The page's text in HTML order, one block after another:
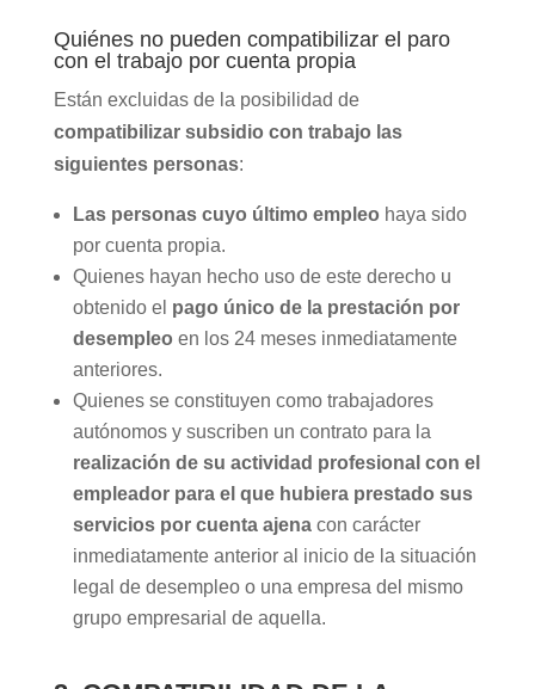
Quiénes no pueden compatibilizar el paro
con el trabajo por cuenta propia
Están excluidas de la posibilidad de
compatibilizar subsidio con trabajo las
siguientes personas:
Las personas cuyo último empleo haya sido
por cuenta propia.
Quienes hayan hecho uso de este derecho u
obtenido el pago único de la prestación por
desempleo en los 24 meses inmediatamente
anteriores.
Quienes se constituyen como trabajadores
autónomos y suscriben un contrato para la
realización de su actividad profesional con el
empleador para el que hubiera prestado sus
servicios por cuenta ajena con carácter
inmediatamente anterior al inicio de la situación
legal de desempleo o una empresa del mismo
grupo empresarial de aquella.